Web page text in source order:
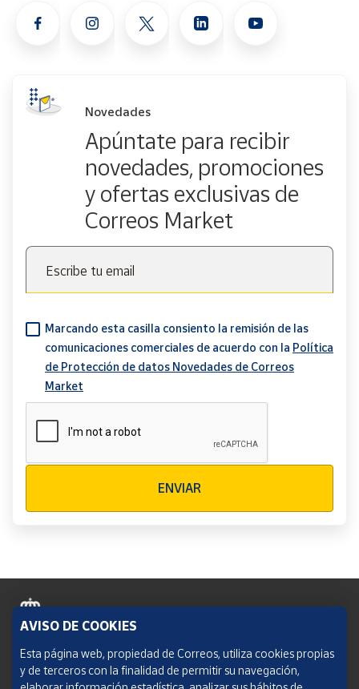
Novedades
Apúntate para recibir
novedades, promociones
y ofertas exclusivas de
Correos Market
Escribe tu email
Marcando esta casilla consiento la remisión de las
comunicaciones comerciales de acuerdo con la Política
de Protección de datos Novedades de Correos
Market
ENVIAR
Política de cookies
Aviso legal
AVISO DE COOKIES
Esta página web, propiedad de Correos, utiliza cookies propias
y de terceros con la finalidad de permitir su navegación,